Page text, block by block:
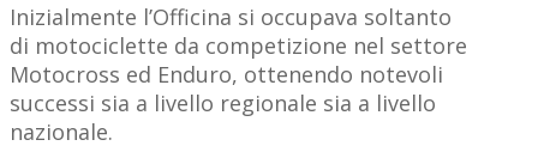
Inizialmente l’Officina si occupava soltanto
di motociclette da competizione nel settore
Motocross ed Enduro, ottenendo notevoli
successi sia a livello regionale sia a livello
nazionale.